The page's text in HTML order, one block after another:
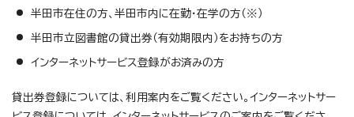
半田市在住の方、半田市内に在勤・在学の方（※）
半田市立図書館の貸出券（有効期限内）をお持ちの方
インターネットサービス登録がお済みの方
貸出券登録については、利用案内をご覧ください。インターネットサー